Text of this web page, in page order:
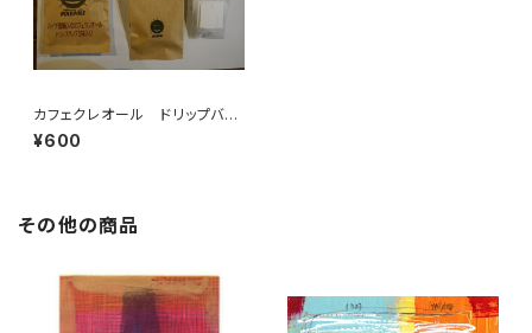
カフェクレオール ドリップバッ
グ
¥600
その他の商品